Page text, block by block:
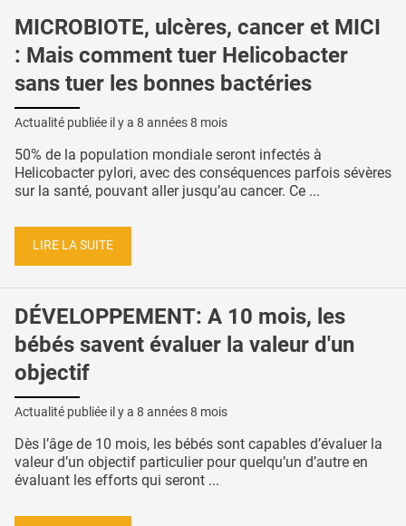
MICROBIOTE, ulcères, cancer et MICI
: Mais comment tuer Helicobacter
sans tuer les bonnes bactéries
Actualité publiée il y a 8 années 8 mois
50% de la population mondiale seront infectés à
Helicobacter pylori, avec des conséquences parfois sévères
sur la santé, pouvant aller jusqu’au cancer. Ce ...
LIRE LA SUITE
DÉVELOPPEMENT: A 10 mois, les
bébés savent évaluer la valeur d'un
objectif
Actualité publiée il y a 8 années 8 mois
Dès l’âge de 10 mois, les bébés sont capables d’évaluer la
valeur d’un objectif particulier pour quelqu’un d’autre en
évaluant les efforts qui seront ...